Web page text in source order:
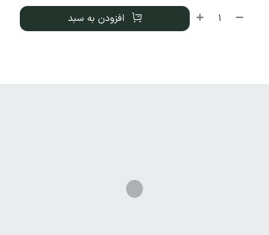
افزودن به سبد